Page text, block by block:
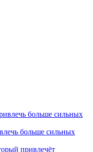
больше сильных